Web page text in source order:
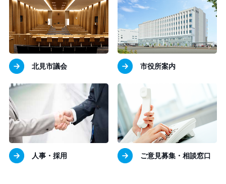
北見市議会 市役所案内
人事・採用 ご意見募集・相談窓口